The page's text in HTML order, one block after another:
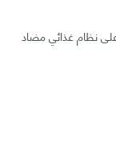
نظام غذائي مضاد